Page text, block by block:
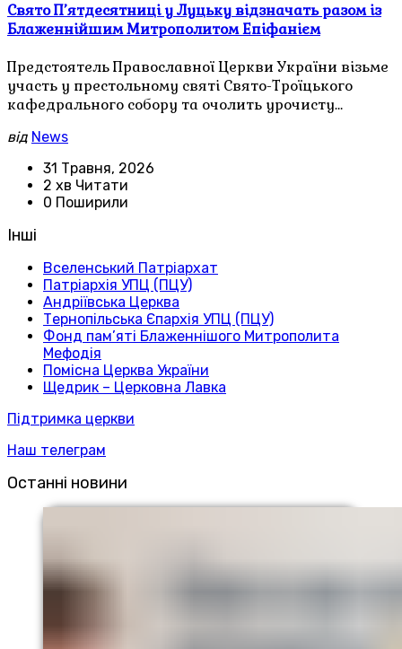
Свято П’ятдесятниці у Луцьку відзначать разом із
Блаженнійшим Митрополитом Епіфанієм
Предстоятель Православної Церкви України візьме
участь у престольному святі Свято-Троїцького
кафедрального собору та очолить урочисту…
від News
31 Травня, 2026
2 хв Читати
0 Поширили
Інші
Вселенський Патріархат
Патріархія УПЦ (ПЦУ)
Андріївська Церква
Тернопільська Єпархія УПЦ (ПЦУ)
Фонд пам’яті Блаженнішого Митрополита
Мефодія
Помісна Церква України
Щедрик – Церковна Лавка
Підтримка церкви
Наш телеграм
Останні новини